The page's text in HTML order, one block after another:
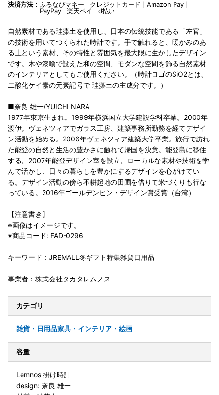
決済方法： ふるなびマネー クレジットカード
Amazon Pay
PayPay
楽天ペイ d払い
自然素材である珪藻土を使用し、日本の伝統技能である「左官」
の技術を用いてつくられた時計です。手で触れると、暖かみのあ
る土という素材、その特性と雰囲気を最大限に生かしたデザイン
です。木や漆喰で設えた和の空間、モダンな空間を飾る自然素材
のインテリアとしてもご使用ください。（時計ロゴのSiO2とは、
二酸化ケイ素の元素記号で 珪藻土の主成分です。）
■奈良 雄一/YUICHI NARA
1977年東京生まれ。1999年横浜国立大学建設学科卒業。2000年
渡伊。ヴェネツィアでガラス工房、建築事務所勤務を経てデザイ
ン活動を始める。2006年ヴェネツィア建築大学卒業。旅行で訪れ
た能登の自然と生活の豊かさに触れて帰国を決意。能登島に移住
する。2007年能登デザイン室を設立。ローカルな素材や技術を学
んで活かし、日々の暮らしを豊かにするデザインを心がけてい
る。デザイン活動の傍ら不耕起地の田圃を借りて米づくりも行な
っている。2016年ゴールデンピン・デザイン賞受賞（台湾）
【注意書き】
※画像はイメージです。
※商品コード: FAD-0296
キーワード：JREMALL冬ギフト特集雑貨日用品
事業者：株式会社タカタレムノス
カテゴリ
雑貨・日用品家具・インテリア・絵画
容量
Lemnos 掛け時計
design: 奈良 雄一